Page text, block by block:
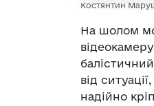
Костянтин
На шолом
від
надійно